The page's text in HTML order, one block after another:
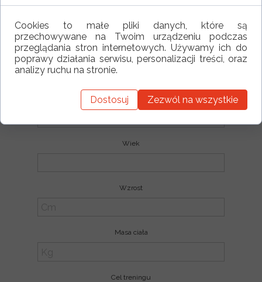
Twój e-mail:
Imię
Wiek
Wzrost
Masa ciała
Cel treningu
Cookies to małe pliki danych, które są
przechowywane na Twoim urządzeniu podczas
przeglądania stron internetowych. Używamy ich do
poprawy działania serwisu, personalizacji treści, oraz
analizy ruchu na stronie.
Dostosuj Zezwól na wszystkie